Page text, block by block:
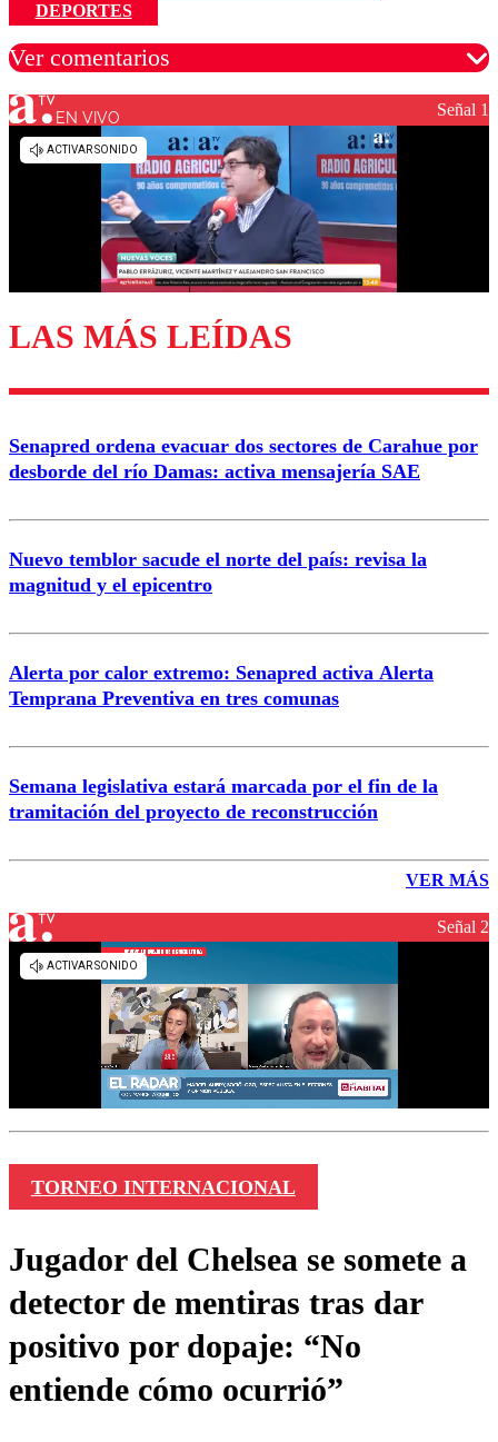
DEPORTES
Ver comentarios
Los comentarios son moderados para garantizar un
diálogo respetuoso.
Enviar comentario
EN VIVO Señal 1
LAS MÁS LEÍDAS
Senapred ordena evacuar dos sectores de Carahue por
desborde del río Damas: activa mensajería SAE
Nuevo temblor sacude el norte del país: revisa la
magnitud y el epicentro
Alerta por calor extremo: Senapred activa Alerta
Temprana Preventiva en tres comunas
Semana legislativa estará marcada por el fin de la
tramitación del proyecto de reconstrucción
VER MÁS
Señal 2
TORNEO INTERNACIONAL
Jugador del Chelsea se somete a
detector de mentiras tras dar
positivo por dopaje: “No
entiende cómo ocurrió”